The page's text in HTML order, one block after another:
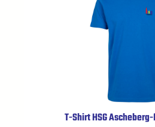
T-Shirt HSG